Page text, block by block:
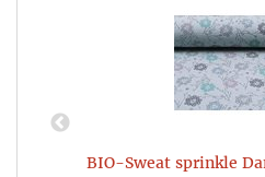
BIO-Sweat sprinkle